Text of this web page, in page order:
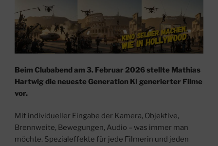
Beim Clubabend am 3. Februar 2026 stellte Mathias
Hartwig die neueste Generation KI generierter Filme
vor.
Mit individueller Eingabe der Kamera, Objektive,
Brennweite, Bewegungen, Audio – was immer man
möchte. Spezialeffekte für jede Filmerin und jeden